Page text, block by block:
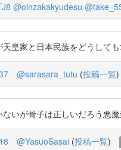
@oinzakakyudesu
皇家と日本民族をどうして
@sarasara_tutu (投稿一覧)
いが骨子は正しいだろう悪
@YasuoSasai (投稿一覧)